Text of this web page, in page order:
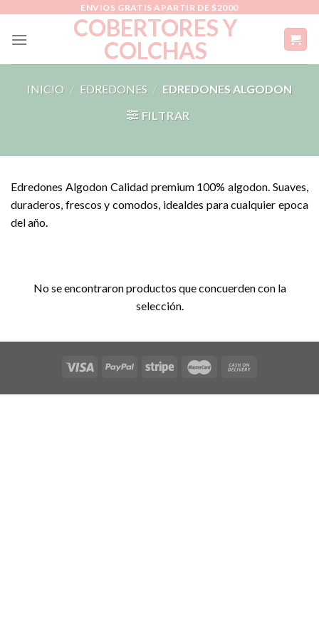
content
ENVIOS GRATIS APARTIR DE $2000
COBERTORES Y
COLCHAS
INICIO / EDREDONES / EDREDONES ALGODON
FILTRAR
Edredones Algodon Calidad premium 100% algodon. Suaves,
duraderos, frescos y comodos, idealdes para cualquier epoca
del año.
No se encontraron productos que concuerden con la
selección.